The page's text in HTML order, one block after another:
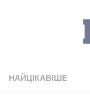
НАЙЦІКАВІШЕ